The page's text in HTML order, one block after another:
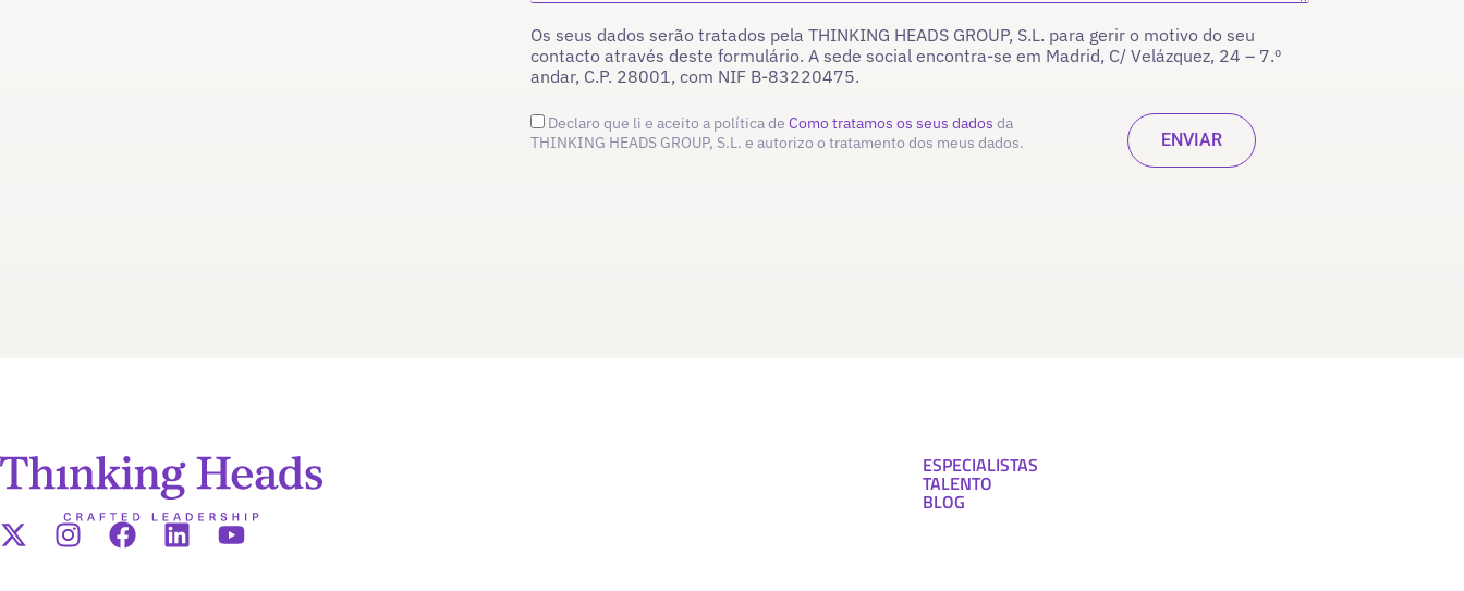
Os seus dados serão tratados pela THINKING HEADS GROUP, S.L. para gerir o motivo do seu
contacto através deste formulário. A sede social encontra-se em Madrid, C/ Velázquez, 24 – 7.º
andar, C.P. 28001, com NIF B-83220475.
Declaro que li e aceito a política de Como tratamos os seus dados da
THINKING HEADS GROUP, S.L. e autorizo o tratamento dos meus dados.
ESPECIALISTAS
TALENTO
BLOG